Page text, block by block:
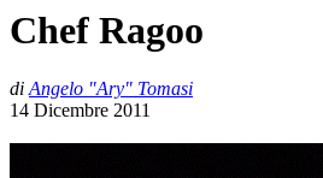
Chef Ragoo
di Angelo "Ary" Tomasi
14 Dicembre 2011